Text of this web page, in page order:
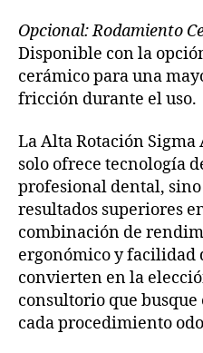
Opcional: Rodamiento
Disponible con la
cerámico para una
fricción durante el uso.
La Alta Rotación
solo ofrece tecnología
profesional dental,
resultados superiores
combinación de
ergonómico y
convierten en la
consultorio que
cada procedimiento